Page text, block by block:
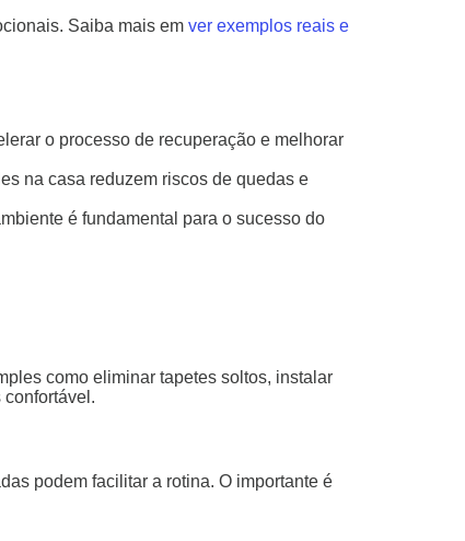
Saiba mais em ver exemplos reais e
o processo de recuperação e melhorar
na casa reduzem riscos de quedas e
é fundamental para o sucesso do
como eliminar tapetes soltos, instalar
podem facilitar a rotina. O importante é